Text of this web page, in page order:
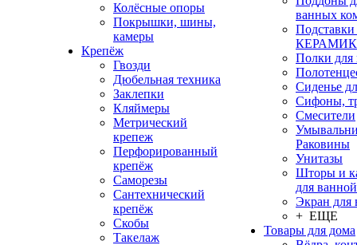
Колёсные опоры
Покрышки, шины,
камеры
Крепёж
Гвозди
Дюбельная техника
Заклепки
Кляймеры
Метрический
крепеж
Перфорированный
крепёж
Саморезы
Сантехнический
крепёж
Скобы
Такелаж
ванных
Полки для
Сиденье
Сифоны,
Смесители
Раковины
Унитазы
Шторы и
для ванной
Экран для
+ ЕЩЕ
Товары для дома